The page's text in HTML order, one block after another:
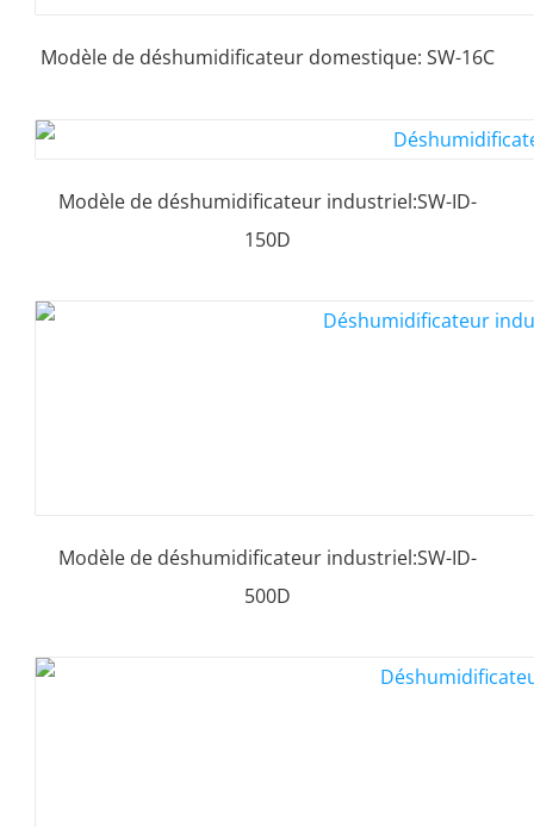
Modèle de déshumidificateur domestique: SW-16C
Modèle de déshumidificateur industriel:SW-ID-
150D
Modèle de déshumidificateur industriel:SW-ID-
500D